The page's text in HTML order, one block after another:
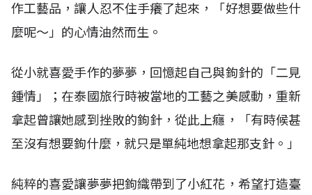
作工藝品，讓人忍不住手癢了起來，「好想要做些什
麼呢～」的心情油然而生。
從小就喜愛手作的夢夢，回憶起自己與鉤針的「二見
鍾情」；在泰國旅行時被當地的工藝之美感動，重新
拿起曾讓她感到挫敗的鉤針，從此上癮，「有時候甚
至沒有想要鉤什麼，就只是單純地想拿起那支針。」
純粹的喜愛讓夢夢把鉤織帶到了小紅花，希望打造臺